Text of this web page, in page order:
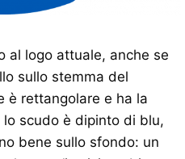
al logo attuale, anche se
sullo stemma del
è rettangolare e ha la
scudo è dipinto di blu,
bene sullo sfondo: un